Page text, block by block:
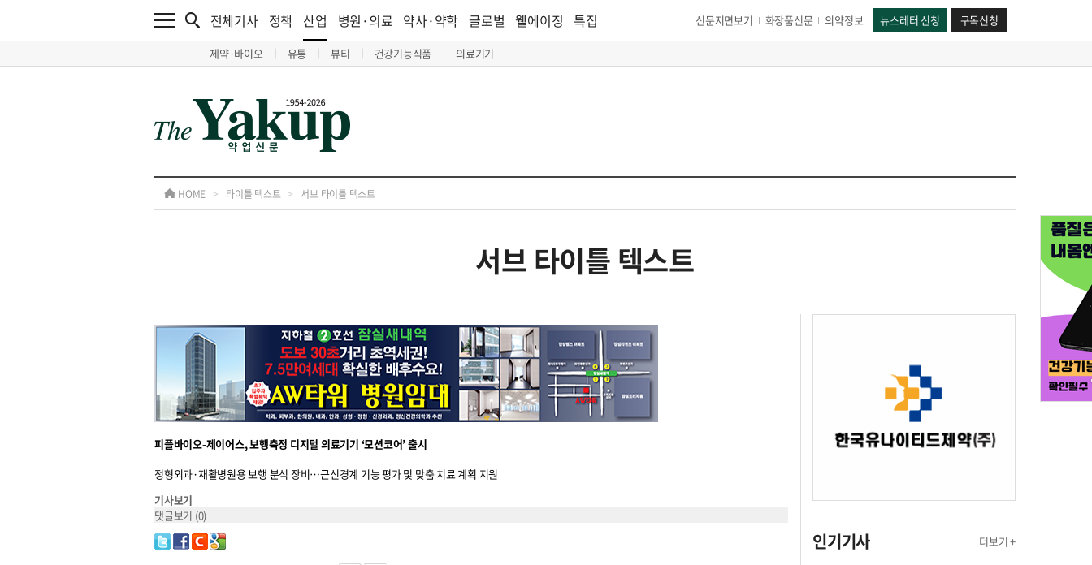
전체기사 정책 산업
제약·바이오 유통 뷰티 건강기능식품 의료기기
병원·의료 약사·약학 글로벌 웰에이징 특집 신문지면보기 화장품신문 의약정보 뉴스레터 신청 구독신청
HOME > 타이틀 텍스트 > 서브 타이틀 텍스트
서브 타이틀 텍스트
피플바이오-제이어스, 보행측정 디지털 의료기기 ‘모션코어’ 출시
정형외과·재활병원용 보행 분석 장비…근신경계 기능 평가 및 맞춤 치료 계획 지원
기사보기
댓글보기 (0)
인기기사 더보기 +